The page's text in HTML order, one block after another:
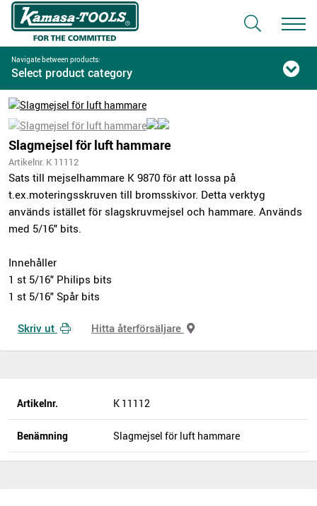
Navigate between products:
Select product category
Slagmejsel för luft hammare
Artikelnr. K 11112
Sats till mejselhammare K 9870 för att lossa på
t.ex.moteringsskruven till bromsskivor. Detta verktyg
används istället för slagskruvmejsel och hammare. Används
med 5/16" bits.
Innehåller
1 st 5/16" Philips bits
1 st 5/16" Spår bits
Skriv ut Hitta återförsäljare
Artikelnr. K 11112
Benämning Slagmejsel för luft hammare